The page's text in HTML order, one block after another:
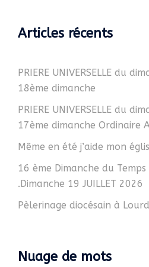
Articles récents
PRIERE UNIVERSELLE du
18ème dimanche
PRIERE UNIVERSELLE du
17ème dimanche Ordinaire
Même en été j’aide mon
16 ème Dimanche du
.Dimanche 19 JUILLET 2026
Pèlerinage diocésain à
Nuage de mots